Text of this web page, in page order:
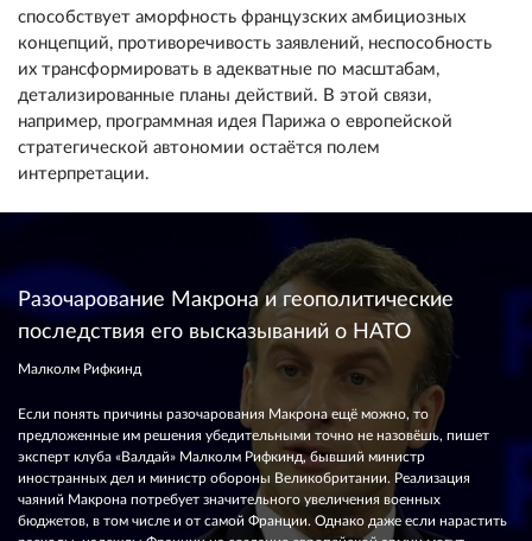
способствует аморфность французских амбициозных
концепций, противоречивость заявлений, неспособность
их трансформировать в адекватные по масштабам,
детализированные планы действий. В этой связи,
например, программная идея Парижа о европейской
стратегической автономии остаётся полем
интерпретации.
Разочарование Макрона и геополитические
последствия его высказываний о НАТО
Малколм Рифкинд
Если понять причины разочарования Макрона ещё можно, то
предложенные им решения убедительными точно не назовёшь, пишет
эксперт клуба «Валдай» Малколм Рифкинд, бывший министр
иностранных дел и министр обороны Великобритании. Реализация
чаяний Макрона потребует значительного увеличения военных
бюджетов, в том числе и от самой Франции. Однако даже если нарастить